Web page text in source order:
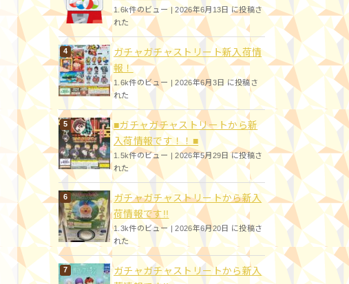
1.6k件のビュー|2026年6月13日 に投稿さ
れた
ガチャガチャストリート新入荷情
報！
1.6k件のビュー |2026年6月3日 に投稿さ
れた
■ガチャガチャストリートから新
入荷情報です！！■
1.5k件のビュー |2026年5月29日 に投稿さ
れた
ガチャガチャストリートから新入
荷情報です!!
1.3k件のビュー|2026年6月20日 に投稿さ
れた
ガチャガチャストリートから新入